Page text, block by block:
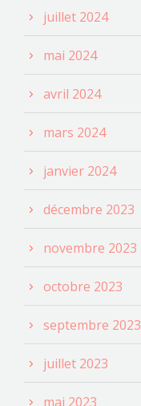
juillet 2024
mai 2024
avril 2024
mars 2024
janvier 2024
décembre 2023
novembre 2023
octobre 2023
septembre 2023
juillet 2023
mai 2023